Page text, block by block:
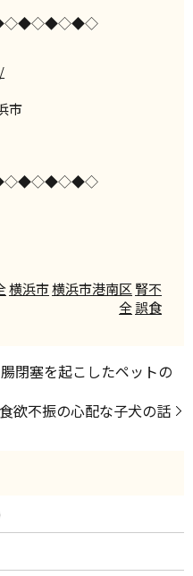
市
横浜市横浜市港南区腎不
全誤食
閉塞を起こしたペットの
欲不振の心配な子犬の話